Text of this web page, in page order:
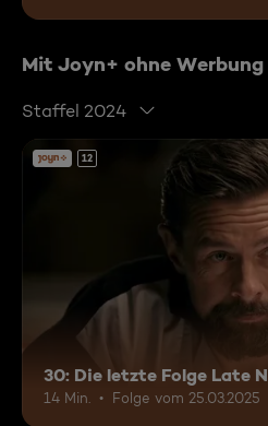
Mit Joyn+ ohne Werbung
Staffel 2024
12
30: Die letzte Folge Late
14 Min. Folge vom 25.03.2025